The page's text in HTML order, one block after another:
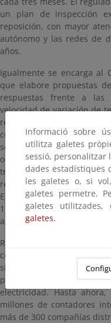
un plan de inspección
reposición, con mayor
autónomo y las redes de
años.
Igualmente se encarga al
que elabore propuestas
respuestas frente a las
velocidad de variación de
restricciones técnicas y
contribuyen a fortalecer la
se le encomienda el
operación para coordinar
transporte y de la red
requisitos mínimos de
Estas propuestas técnicas
15 meses. Las reformas
aprobadas en menos de seis
Red Eléctrica así mismo
como punto de acceso
siempre respetando la
personal– para mejorar
electricidad. Hasta
millones de contadores
más de 300 compañías
Informació sobre
utilitza galetes
sessió, personalitzar
dades estadístiques
les galetes o, si
galetes permetre.
galetes
galetes.